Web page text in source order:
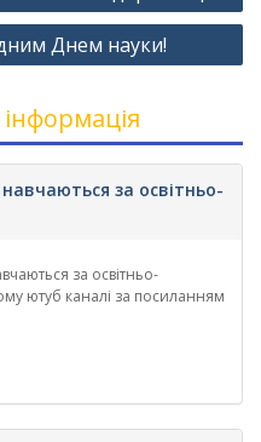
Днем науки!
навчаються за освітньо-
за освітньо-
ютуб каналі за посиланням